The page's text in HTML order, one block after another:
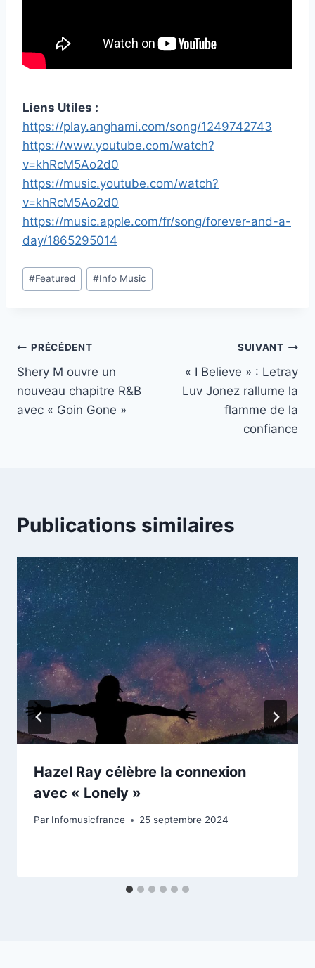
Liens Utiles :
https://play.anghami.com/song/1249742743
https://www.youtube.com/watch?
v=khRcM5Ao2d0
https://music.youtube.com/watch?
v=khRcM5Ao2d0
https://music.apple.com/fr/song/forever-and-a-
day/1865295014
Étiquettes
de
#Featured #Info Music
Navigation
de
l’article
PRÉCÉDENT
Shery M ouvre un
nouveau chapitre R&B
avec « Goin Gone »
SUIVANT
« I Believe » : Letray
Luv Jonez rallume la
flamme de la
confiance
Publications similaires
Hazel Ray célèbre la connexion
avec « Lonely »
Par Infomusicfrance 25 septembre 2024